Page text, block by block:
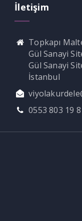
İletişim
Topkapı
Gül Sanayi
Gül Sanayi
İstanbul
0553 803 19